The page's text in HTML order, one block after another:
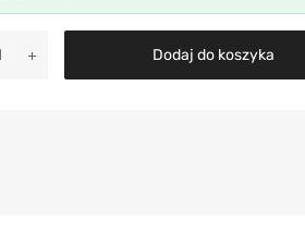
Dodaj do koszyka